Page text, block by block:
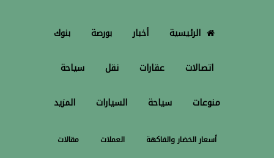
الرئيسية أخبار بورصة بنوك
اتصالات عقارات نقل سياحة
منوعات سياحة السيارات المزيد
أسعار الخضار والفاكهة العملات مقالات